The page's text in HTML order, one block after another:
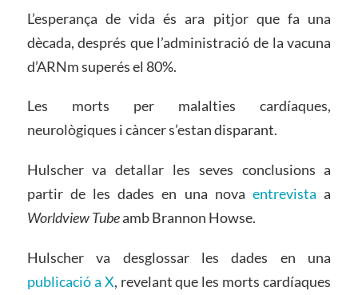
L’esperança de vida és ara pitjor que fa una
dècada, després que l’administració de la vacuna
d’ARNm superés el 80%.
Les morts per malalties cardíaques,
neurològiques i càncer s’estan disparant.
Hulscher va detallar les seves conclusions a
partir de les dades en una novaentrevista a
Worldview Tubeamb Brannon Howse.
Hulscher va desglossar les dades en una
publicació a X, revelant que les morts cardíaques